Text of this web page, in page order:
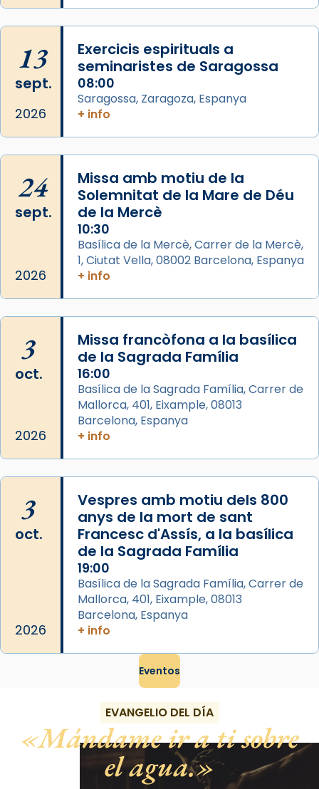
L’arquebisbe de Barcelona, el cardenal Joan
Josep Omella, ha presidit la missa i l’ha
concelebrat el bisbe auxiliar de Barcelona,
Mons. David Abadías.
📸 Dr. G. Simón
Arquebisbat de Barcelona
2 weeks ago
Memòria de les santes Juliana i
Semproniana, verges i màrtirs.
Acompanyant la història de sant Cugat, a
partir de l’Edat Mitjana sorgeix la tradició
que les santes Juliana (“relatiu a Júlia”) i
Semproniana (“relatiu a Semprònia =
eterna”) són deixebles seves. I l’any 1667, el
frare Joan Gaspar Roig, afirma en una obra
que les santes són filles de l’antiga Iluro.
Mataró en reivindicarà les relíq
Foto
13
sept.
2026
Exercicis espirituals a
seminaristes de Saragossa
08:00
Saragossa, Zaragoza, Espanya
+ info
24
sept.
2026
Missa amb motiu de la
Solemnitat de la Mare de Déu
de la Mercè
10:30
Basílica de la Mercè, Carrer de la Mercè,
1, Ciutat Vella, 08002 Barcelona, Espanya
+ info
3
oct.
2026
Missa francòfona a la basílica
de la Sagrada Família
16:00
Basílica de la Sagrada Família, Carrer de
Mallorca, 401, Eixample, 08013
Barcelona, Espanya
+ info
3
oct.
2026
Vespres amb motiu dels 800
anys de la mort de sant
Francesc d'Assís, a la basílica
de la Sagrada Família
19:00
Basílica de la Sagrada Família, Carrer de
Mallorca, 401, Eixample, 08013
Barcelona, Espanya
+ info
Eventos
EVANGELIO DEL DÍA
Mándame ir a ti sobre
el agua.